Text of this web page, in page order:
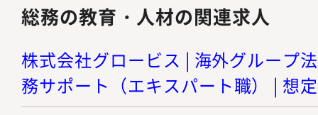
総務の教育・人材の関連求人
株式会社グロービス | 海外グループ
務サポート（エキスパート職） | 想